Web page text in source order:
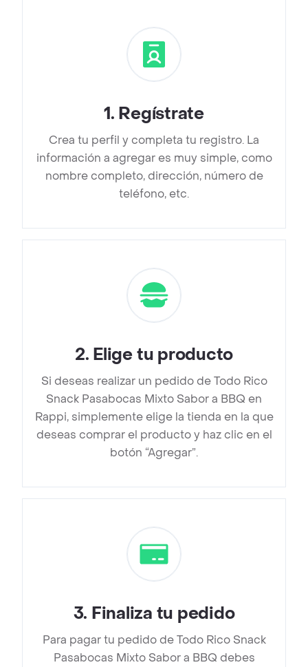
1. Regístrate
Crea tu perfil y completa tu registro. La
información a agregar es muy simple, como
nombre completo, dirección, número de
teléfono, etc.
2. Elige tu producto
Si deseas realizar un pedido de Todo Rico
Snack Pasabocas Mixto Sabor a BBQ en
Rappi, simplemente elige la tienda en la que
deseas comprar el producto y haz clic en el
botón “Agregar”.
3. Finaliza tu pedido
Para pagar tu pedido de Todo Rico Snack
Pasabocas Mixto Sabor a BBQ debes